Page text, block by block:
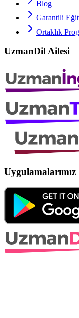
Blog
Garantili
Ortaklık
UzmanDil Ailesi
Uygulamalarımız